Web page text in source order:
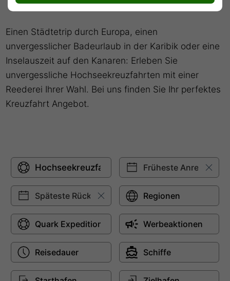
Einen Städtetrip durch Europa, einen
unvergesslicher Badeurlaub in der Karibik oder eine
Inselauszeit auf den Kanaren: Erleben Sie
unvergessliche Hochseekreuzfahrten mit einer
Reederei Ihrer Wahl. Bei uns finden Sie Ihr perfektes
Kreuzfahrt Angebot.